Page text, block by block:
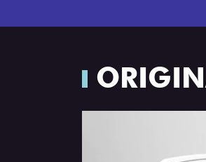
PreviousNext